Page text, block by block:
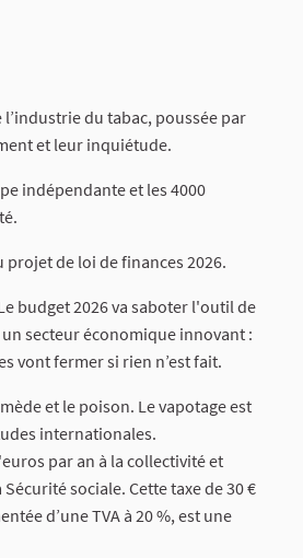
du tabac, poussée par
et leur inquiétude.
indépendante et les 4000
de loi de finances 2026.
budget 2026 va saboter l'outil de
secteur économique innovant :
vont fermer si rien n’est fait.
et le poison. Le vapotage est
internationales.
par an à la collectivité et
sociale. Cette taxe de 30 €
d’une TVA à 20 %, est une